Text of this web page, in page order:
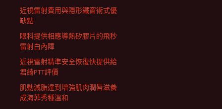
近視雷射費用與隱形鐵窗術式優
缺點
眼科提供相應導熱矽膠片的飛秒
雷射白內障
近視雷射精準安全恢復快提供給
君綺PTT評價
肌動減脂達到增強肌肉潤唇滋養
成海菲秀種溫和